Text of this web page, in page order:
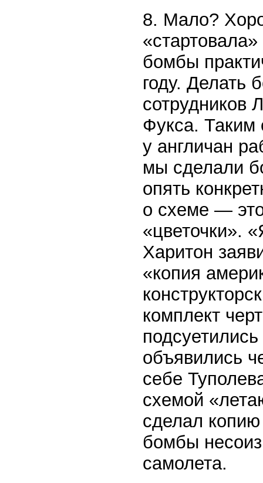
8. Мало?
бомбы
году. Делать
сотрудников
Фукса. Таким
у англичан
мы сделали
опять
о схеме —
«цветочки».
Харитон
«копия
комплект
объявились
себе
схемой
сделал
бомбы
самолета.